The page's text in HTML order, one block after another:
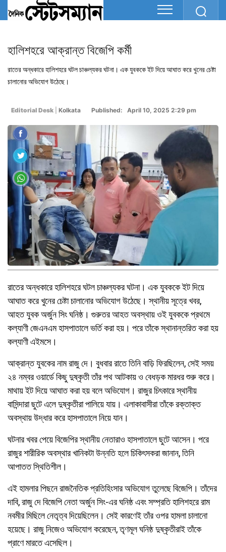
হালিশহরে আক্রান্ত বিজেপি কর্মী
রাতের অন্ধকারে হালিশহরে ঘটল চাঞ্চল্যকর ঘটনা। এক যুবককে ইট দিয়ে আঘাত করে খুনের চেষ্টা
চালানোর অভিযোগ উঠেছে।
Editorial Desk Kolkata Published: April 10, 2025 2:29 pm
রাতের অন্ধকারে হালিশহরে ঘটল চাঞ্চল্যকর ঘটনা। এক যুবককে ইট দিয়ে
আঘাত করে খুনের চেষ্টা চালানোর অভিযোগ উঠেছে। স্থানীয় সূত্রে খবর,
আহত যুবক অর্জুন সিং ঘনিষ্ঠ। গুরুতর আহত অবস্থায় ওই যুবককে প্রথমে
কল্যাণী জেএনএম হাসপাতালে ভর্তি করা হয়। পরে তাঁকে স্থানান্তরিত করা হয়
কল্যাণী এইমসে।
আক্রান্ত যুবকের নাম রাজু দে। বুধবার রাতে তিনি বাড়ি ফিরছিলেন, সেই সময়
২৪ নম্বর ওয়ার্ডে কিছু দুষ্কৃতী তাঁর পথ আটকায় ও বেধড়ক মারধর শুরু করে।
মাথায় ইট দিয়ে আঘাত করা হয় বলে অভিযোগ। রাজুর চিৎকারে স্থানীয়
বাসিন্দারা ছুটে এলে দুষ্কৃতীরা পালিয়ে যায়। এলাকাবাসীরা তাঁকে রক্তাক্ত
অবস্থায় উদ্ধার করে হাসপাতালে নিয়ে যান।
ঘটনার খবর পেয়ে বিজেপির স্থানীয় নেতারাও হাসপাতালে ছুটে আসেন। পরে
রাজুর শারীরিক অবস্থার খানিকটা উন্নতি হলে চিকিৎসকরা জানান, তিনি
আপাতত স্থিতিশীল।
এই হামলার পিছনে রাজনৈতিক প্রতিহিংসার অভিযোগ তুলেছে বিজেপি। তাঁদের
দাবি, রাজু দে বিজেপি নেতা অর্জুন সিং-এর ঘনিষ্ঠ এবং সম্প্রতি হালিশহরে রাম
নবমীর মিছিলে নেতৃত্ব দিয়েছিলেন। সেই কারণেই তাঁর ওপর হামলা চালানো
হয়েছে। রাজু নিজেও অভিযোগ করেছেন, তৃণমূল ঘনিষ্ঠ দুষ্কৃতীরাই তাঁকে
প্রাণে মারতে এসেছিল।